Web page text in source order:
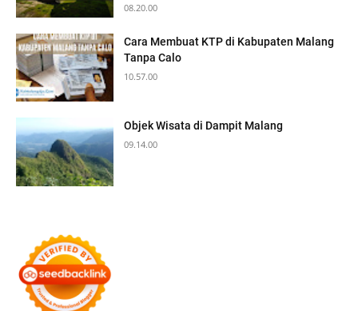
08.20.00
Cara Membuat KTP di Kabupaten Malang
Tanpa Calo
10.57.00
Objek Wisata di Dampit Malang
09.14.00